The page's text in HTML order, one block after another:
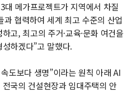
대 메가프로젝트가 지역에서 차질
과 협력하여 세계 최고 수준의 산업
고, 최고의 주거·교육·문화 여건을
하겠다”고 말했다.
도보다 생명”이라는 원칙 아래 AI
국의 건설현장과 임대주택의 안